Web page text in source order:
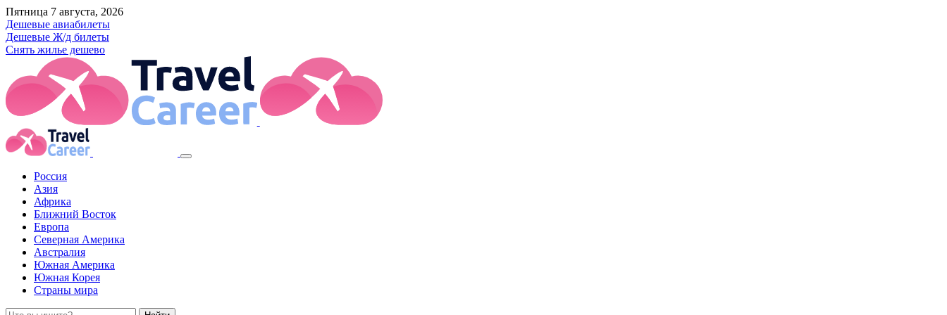
Пятница 7 августа, 2026
Дешевые авиабилеты
Дешевые Ж/д билеты
Снять жилье дешево
Россия
Азия
Африка
Ближний Восток
Европа
Северная Америка
Австралия
Южная Америка
Южная Корея
Страны мира